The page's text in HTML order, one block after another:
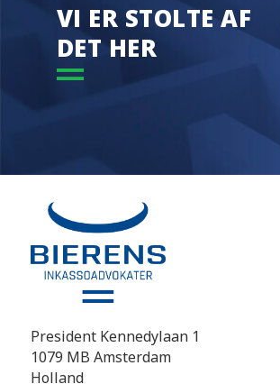
VI ER STOLTE AF
DET HER
President Kennedylaan 1
1079 MB Amsterdam
Holland